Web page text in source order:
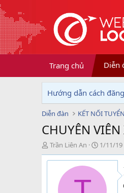
Trang chủ Diễn
Hướng dẫn cách
Diễn đàn KẾT NỐI
CHUYÊN
T
h
r
Trần Liên An
N
g
à
y
1/11/19